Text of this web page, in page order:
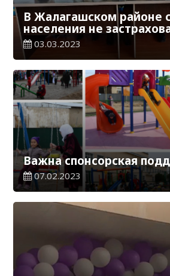
В Жалагашском районе
населения не
системе ОСМС
03.03.2023
Важна спонсорская
07.02.2023